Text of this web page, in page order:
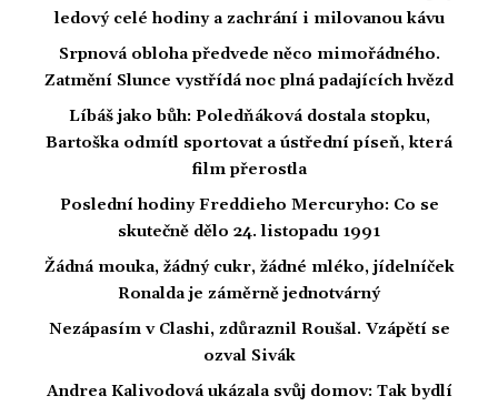
ledový celé hodiny a zachrání i milovanou kávu
Srpnová obloha předvede něco mimořádného.
Zatmění Slunce vystřídá noc plná padajících hvězd
Líbáš jako bůh: Poledňáková dostala stopku,
Bartoška odmítl sportovat a ústřední píseň, která
film přerostla
Poslední hodiny Freddieho Mercuryho: Co se
skutečně dělo 24. listopadu 1991
Žádná mouka, žádný cukr, žádné mléko, jídelníček
Ronalda je záměrně jednotvárný
Nezápasím v Clashi, zdůraznil Roušal. Vzápětí se
ozval Sivák
Andrea Kalivodová ukázala svůj domov: Tak bydlí